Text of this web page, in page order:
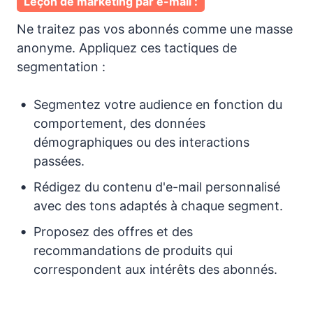
Ne traitez pas vos abonnés comme une masse
anonyme. Appliquez ces tactiques de
segmentation :
Segmentez votre audience en fonction du
comportement, des données
démographiques ou des interactions
passées.
Rédigez du contenu d'e-mail personnalisé
avec des tons adaptés à chaque segment.
Proposez des offres et des
recommandations de produits qui
correspondent aux intérêts des abonnés.